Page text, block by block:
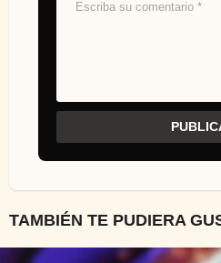
TAMBIÉN TE PUDIERA